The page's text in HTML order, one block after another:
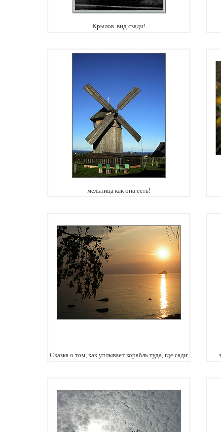
Крылов. вид сзади!
мельница как она есть!
Сказка о том, как уплывает корабль туда, где садится солнце.